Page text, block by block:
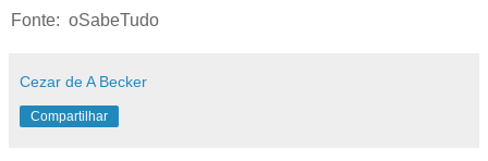
Fonte: oSabeTudo
Cezar de A Becker
Compartilhar